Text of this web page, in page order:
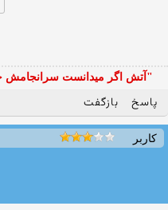
"آتش اگر ميدانست سرانجامش
پاسخ بازگفت
کاربر